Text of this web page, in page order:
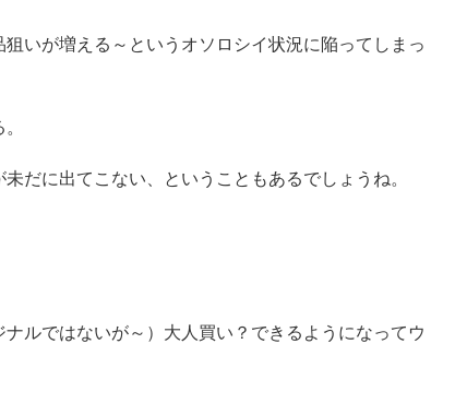
いが増える～というオソロシイ状況に陥ってしまっ
だに出てこない、ということもあるでしょうね。
ルではないが～）大人買い？できるようになってウ